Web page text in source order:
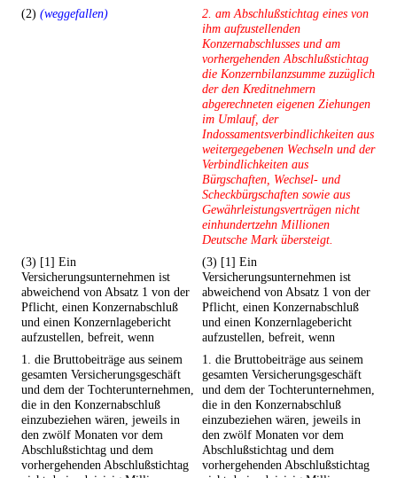
(2) (weggefallen)
2. am Abschlußstichtag eines von
ihm aufzustellenden
Konzernabschlusses und am
vorhergehenden Abschlußstichtag
die Konzernbilanzsumme zuzüglich
der den Kreditnehmern
abgerechneten eigenen Ziehungen
im Umlauf, der
Indossamentsverbindlichkeiten aus
weitergegebenen Wechseln und der
Verbindlichkeiten aus
Bürgschaften, Wechsel- und
Scheckbürgschaften sowie aus
Gewährleistungsverträgen nicht
einhundertzehn Millionen
Deutsche Mark übersteigt.
(3) [1] Ein
Versicherungsunternehmen ist
abweichend von Absatz 1 von der
Pflicht, einen Konzernabschluß
und einen Konzernlagebericht
aufzustellen, befreit, wenn
(3) [1] Ein
Versicherungsunternehmen ist
abweichend von Absatz 1 von der
Pflicht, einen Konzernabschluß
und einen Konzernlagebericht
aufzustellen, befreit, wenn
1. die Bruttobeiträge aus seinem
gesamten Versicherungsgeschäft
und dem der Tochterunternehmen,
die in den Konzernabschluß
einzubeziehen wären, jeweils in
den zwölf Monaten vor dem
Abschlußstichtag und dem
vorhergehenden Abschlußstichtag
1. die Bruttobeiträge aus seinem
gesamten Versicherungsgeschäft
und dem der Tochterunternehmen,
die in den Konzernabschluß
einzubeziehen wären, jeweils in
den zwölf Monaten vor dem
Abschlußstichtag und dem
vorhergehenden Abschlußstichtag